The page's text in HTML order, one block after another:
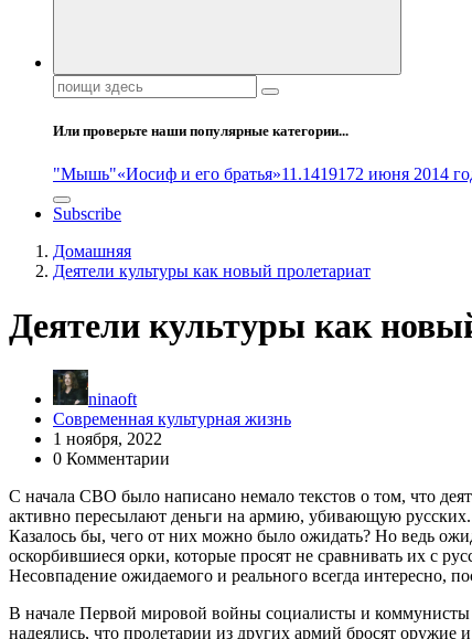
Поиск:
Или проверьте наши популярные категории...
"Мышь"«Иосиф и его братья»11.1419172 июня 2014
Subscribe
Домашняя
Деятели культуры как новый пролетариат
Деятели культуры как
ninaoft
Современная культурная жизнь
1 ноября, 2022
0 Комментарии
С начала СВО было написано немало текстов о том, что
активно пересылают деньги на армию, убивающую русских.
Казалось бы, чего от них можно было ожидать? Но ведь
оскорбившиеся орки, которые просят не сравнивать их с
Несовпадение ожидаемого и реального всегда интересно,
В начале Первой мировой войны социалисты и коммунисты
надеялись, что пролетарии из других армий бросят оружие